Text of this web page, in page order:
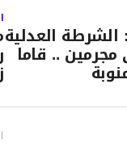
العدلية
.. قاما